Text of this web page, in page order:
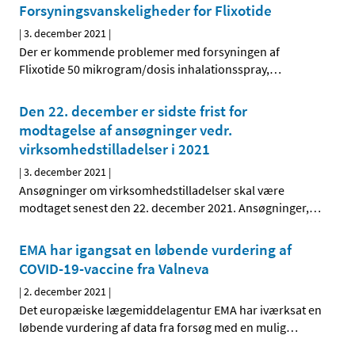
Forsyningsvanskeligheder for Flixotide
|3. december 2021 |
Der er kommende problemer med forsyningen af
Flixotide 50 mikrogram/dosis inhalationsspray,…
Den 22. december er sidste frist for
modtagelse af ansøgninger vedr.
virksomhedstilladelser i 2021
|3. december 2021 |
Ansøgninger om virksomhedstilladelser skal være
modtaget senest den 22. december 2021. Ansøgninger,…
EMA har igangsat en løbende vurdering af
COVID-19-vaccine fra Valneva
|2. december 2021 |
Det europæiske lægemiddelagentur EMA har iværksat en
løbende vurdering af data fra forsøg med en mulig…